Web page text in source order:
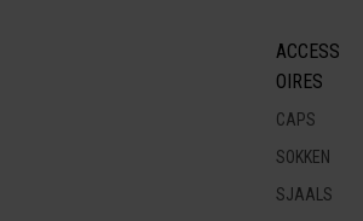
ACCESS
OIRES
CAPS
SOKKEN
SJAALS